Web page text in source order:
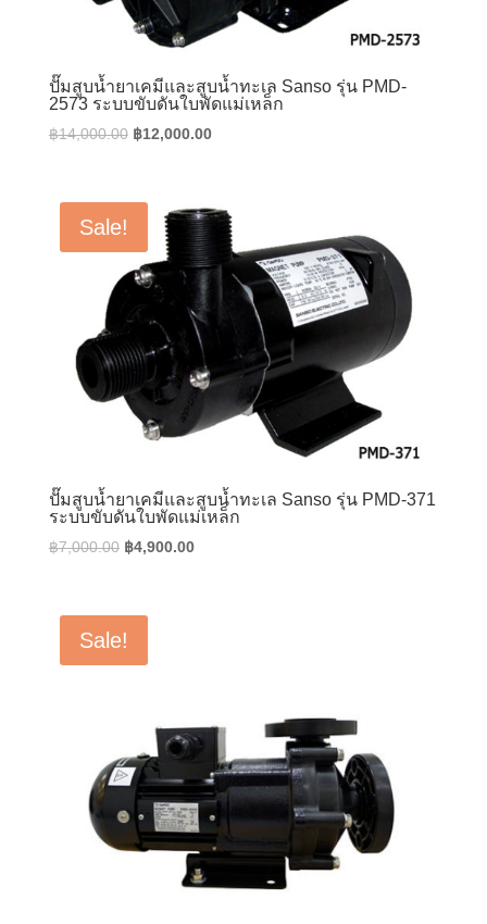
ปั๊มสูบน้ำยาเคมีและสูบน้ำทะเล Sanso รุ่น PMD-
2573 ระบบขับดันใบพัดแม่เหล็ก
฿14,000.00 Original
฿14,000.00.
฿12,000.00Current
฿12,000.00.
Sale!
ปั๊มสูบน้ำยาเคมีและสูบน้ำทะเล Sanso รุ่น PMD-371
ระบบขับดันใบพัดแม่เหล็ก
฿7,000.00 Original
฿7,000.00.
฿4,900.00Current
Sale!